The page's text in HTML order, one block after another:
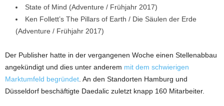
State of Mind (Adventure / Frühjahr 2017)
Ken Follett’s The Pillars of Earth / Die Säulen der Erde
(Adventure / Frühjahr 2017)
Der Publisher hatte in der vergangenen Woche einen Stellenabbau
angekündigt und dies unter anderem mit dem schwierigen
Marktumfeld begründet. An den Standorten Hamburg und
Düsseldorf beschäftigte Daedalic zuletzt knapp 160 Mitarbeiter.